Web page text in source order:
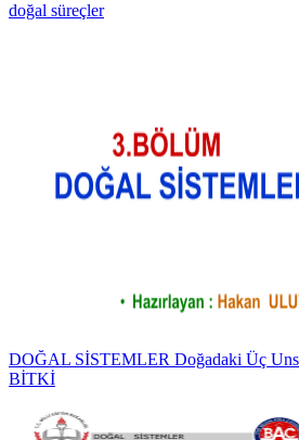
doğal süreçler
DOĞAL SİSTEMLER Doğadaki Üç
BİTKİ